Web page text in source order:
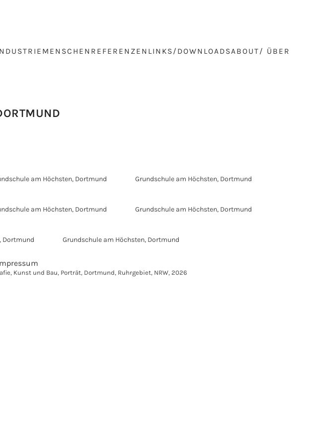
MENSCHEN REFERENZEN LINKS/DOWNLOADSABOUT/ ÜBER
am Höchsten, Dortmund Grundschule am Höchsten, Dortmund
am Höchsten, Dortmund Grundschule am Höchsten, Dortmund
Dortmund Grundschule am Höchsten, Dortmund
Kunst und Bau, Porträt, Dortmund, Ruhrgebiet, NRW, 2026